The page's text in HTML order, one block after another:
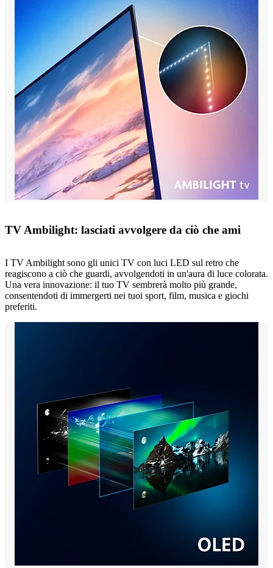
TV Ambilight: lasciati avvolgere da ciò che ami
I TV Ambilight sono gli unici TV con luci LED sul retro che
reagiscono a ciò che guardi, avvolgendoti in un'aura di luce colorata.
Una vera innovazione: il tuo TV sembrerà molto più grande,
consentendoti di immergerti nei tuoi sport, film, musica e giochi
preferiti.